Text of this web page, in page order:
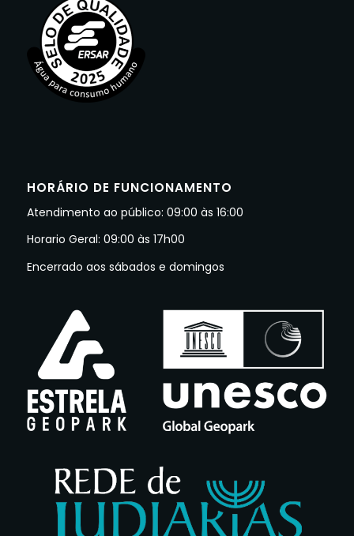
HORÁRIO DE FUNCIONAMENTO
Atendimento ao público: 09:00 às 16:00
Horario Geral: 09:00 às 17h00
Encerrado aos sábados e domingos